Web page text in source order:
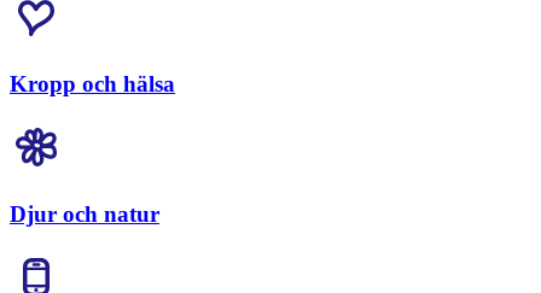
Kropp och hälsa
Djur och natur